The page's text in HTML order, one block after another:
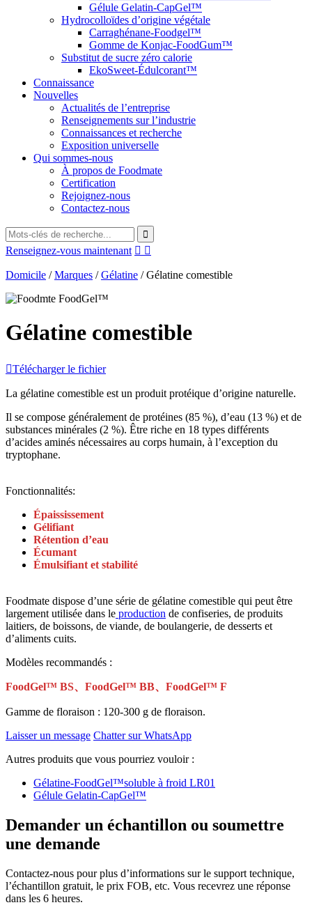
Gélule Gelatin-CapGel™
Hydrocolloïdes d’origine végétale
Carraghénane-Foodgel™
Gomme de Konjac-FoodGum™
Substitut de sucre zéro calorie
EkoSweet-Édulcorant™
Connaissance
Nouvelles
Actualités de l’entreprise
Renseignements sur l’industrie
Connaissances et recherche
Exposition universelle
Qui sommes-nous
À propos de Foodmate
Certification
Rejoignez-nous
Contactez-nous
Renseignez-vous maintenant  
Domicile /Marques /Gélatine /Gélatine comestible
Gélatine comestible
Télécharger le fichier
La gélatine comestible est un produit protéique d’origine naturelle.
Il se compose généralement de protéines (85 %), d’eau (13 %) et de
substances minérales (2 %). Être riche en 18 types différents
d’acides aminés nécessaires au corps humain, à l’exception du
tryptophane.
Fonctionnalités:
Épaississement
Gélifiant
Rétention d’eau
Écumant
Émulsifiant et stabilité
Foodmate dispose d’une série de gélatine comestible qui peut être
largement utilisée dans le production de confiseries, de produits
laitiers, de boissons, de viande, de boulangerie, de desserts et
d’aliments cuits.
Modèles recommandés :
FoodGel™ BS、FoodGel™ BB、FoodGel™ F
Gamme de floraison : 120-300 g de floraison.
Laisser un message Chatter sur WhatsApp
Autres produits que vous pourriez vouloir :
Gélatine-FoodGel™soluble à froid LR01
Gélule Gelatin-CapGel™
Demander un échantillon ou soumettre
une demande
Contactez-nous pour plus d’informations sur le support technique,
l’échantillon gratuit, le prix FOB, etc. Vous recevrez une réponse
dans les 6 heures.